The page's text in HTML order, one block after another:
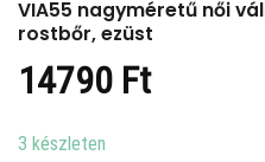
VIA55 nagyméretű női
rostbőr, ezüst
14790 Ft
3 készleten